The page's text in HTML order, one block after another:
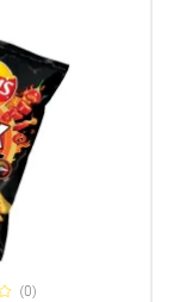
(0)